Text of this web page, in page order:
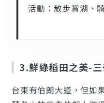
活動：散步賞湖、
3.鮮綠稻田之美-
台東有伯朗大道，但如